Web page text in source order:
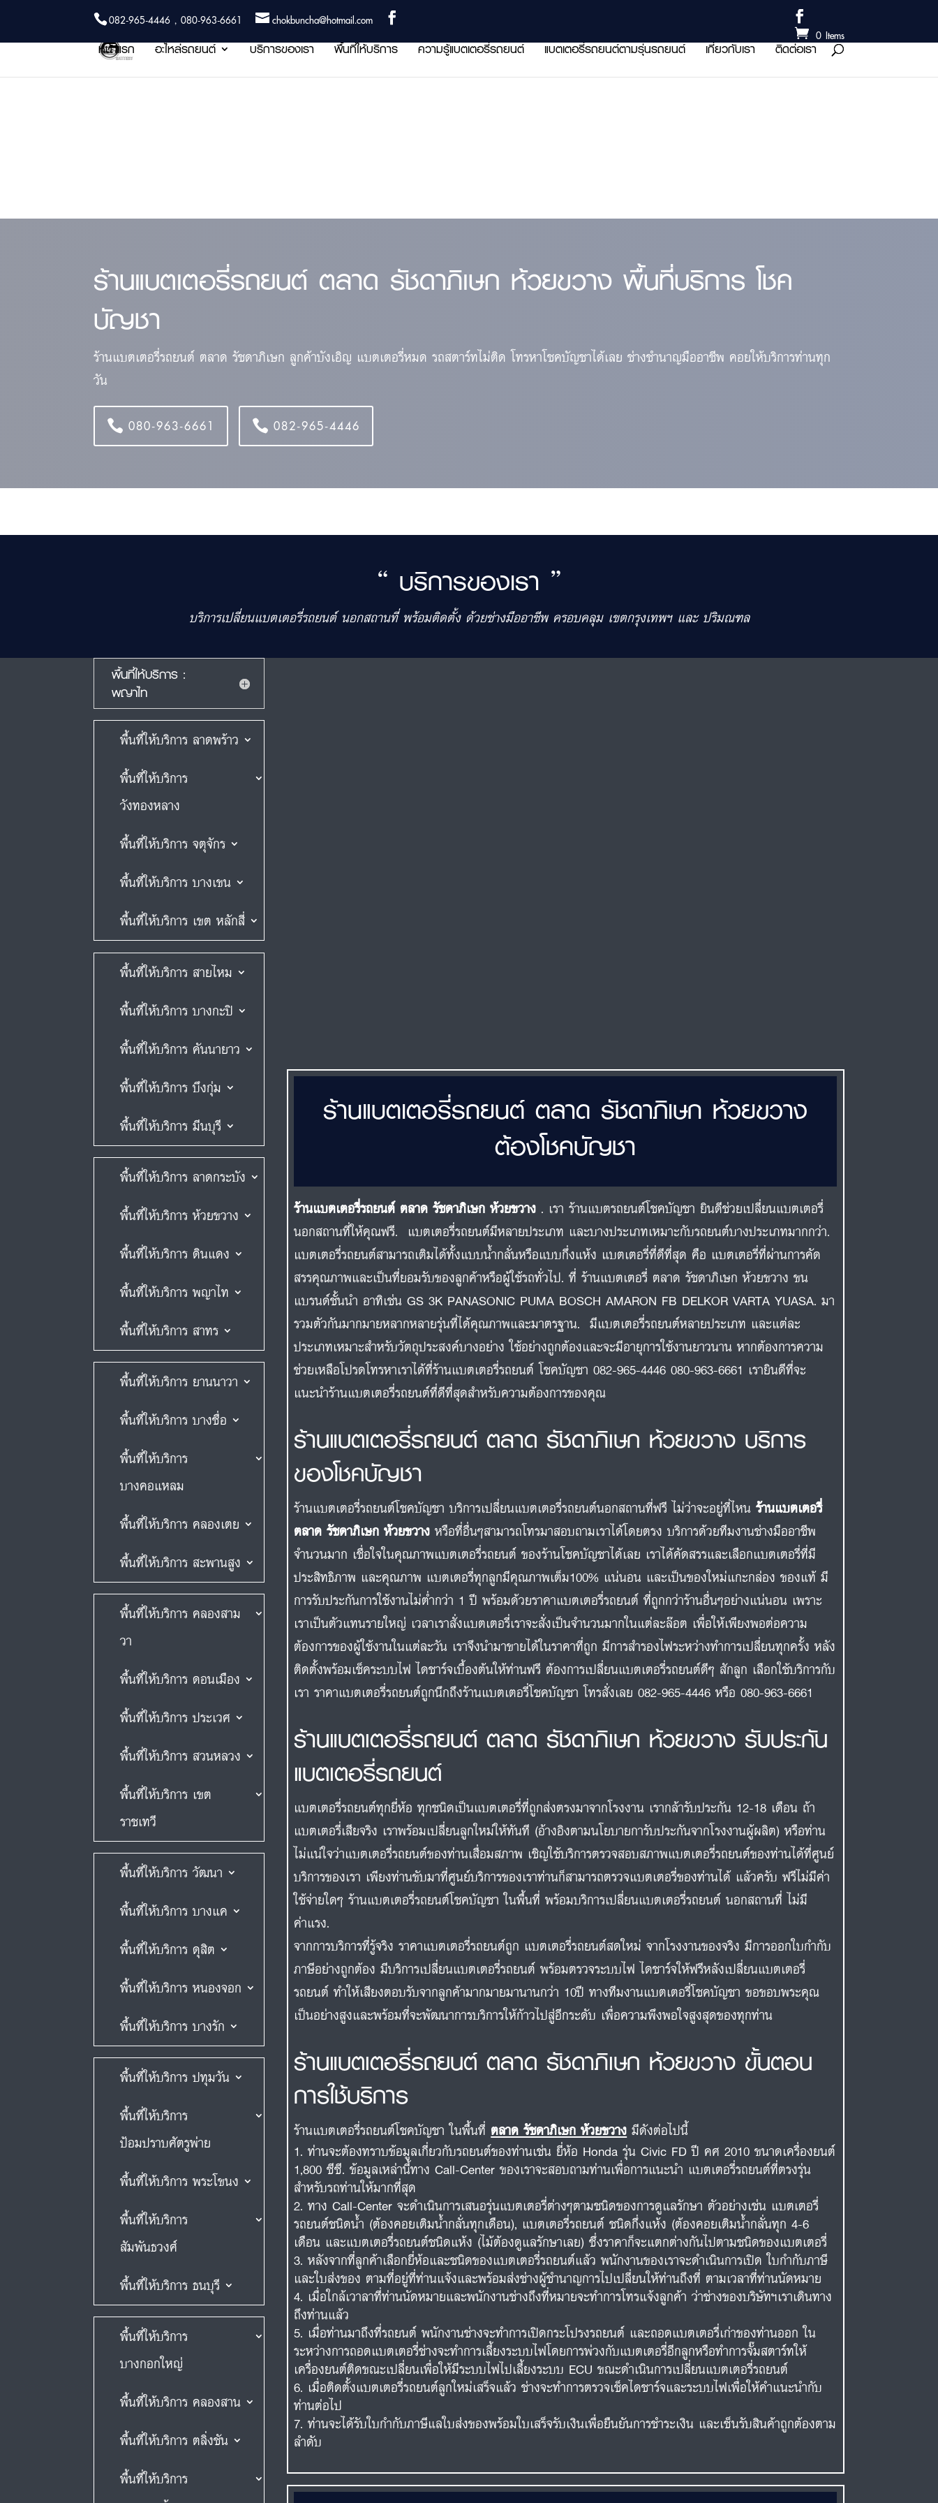
082-965-4446 , 080-963-6661
chokbuncha@hotmail.com
0 Items
หน้าแรก อะไหล่รถยนต์ บริการของเรา พื้นที่ให้บริการ ความรู้แบตเตอรี่รถยนต์ แบตเตอรี่รถยนต์ตามรุ่นรถยนต์ เกี่ยวกับเรา ติดต่อเรา
ร้านแบตเตอรี่รถยนต์ ตลาด รัชดาภิเษก ห้วยขวาง พื้นที่บริการ โชค
บัญชา
ร้านแบตเตอรี่รถยนต์ ตลาด รัชดาภิเษก ลูกค้าบังเอิญ แบตเตอรี่หมด รถสตาร์ทไม่ติด โทรหาโชคบัญชาได้เลย ช่างชำนาญมืออาชีพ คอยให้บริการท่านทุก
วัน
080-963-6661 082-965-4446
“ บริการของเรา ”
บริการเปลี่ยนแบตเตอรี่รถยนต์ นอกสถานที่ พร้อมติดตั้ง ด้วยช่างมืออาชีพ ครอบคลุม เขตกรุงเทพฯ และ ปริมณฑล
พื้นที่ให้บริการ :
พญาไท
พื้นที่ให้บริการ ลาดพร้าว
พื้นที่ให้บริการ
วังทองหลาง
พื้นที่ให้บริการ จตุจักร
พื้นที่ให้บริการ บางเขน
พื้นที่ให้บริการ เขต หลักสี่
พื้นที่ให้บริการ สายไหม
พื้นที่ให้บริการ บางกะปิ
พื้นที่ให้บริการ คันนายาว
พื้นที่ให้บริการ บึงกุ่ม
พื้นที่ให้บริการ มีนบุรี
พื้นที่ให้บริการ ลาดกระบัง
พื้นที่ให้บริการ ห้วยขวาง
พื้นที่ให้บริการ ดินแดง
พื้นที่ให้บริการ พญาไท
พื้นที่ให้บริการ สาทร
พื้นที่ให้บริการ ยานนาวา
พื้นที่ให้บริการ บางซื่อ
พื้นที่ให้บริการ
บางคอแหลม
พื้นที่ให้บริการ คลองเตย
พื้นที่ให้บริการ สะพานสูง
พื้นที่ให้บริการ คลองสาม
วา
พื้นที่ให้บริการ ดอนเมือง
พื้นที่ให้บริการ ประเวศ
พื้นที่ให้บริการ สวนหลวง
พื้นที่ให้บริการ เขต
ราชเทวี
พื้นที่ให้บริการ วัฒนา
พื้นที่ให้บริการ บางแค
พื้นที่ให้บริการ ดุสิต
พื้นที่ให้บริการ หนองจอก
พื้นที่ให้บริการ บางรัก
พื้นที่ให้บริการ ปทุมวัน
พื้นที่ให้บริการ
ป้อมปราบศัตรูพ่าย
พื้นที่ให้บริการ พระโขนง
พื้นที่ให้บริการ
สัมพันธวงศ์
พื้นที่ให้บริการ ธนบุรี
พื้นที่ให้บริการ
บางกอกใหญ่
พื้นที่ให้บริการ คลองสาน
พื้นที่ให้บริการ ตลิ่งชัน
พื้นที่ให้บริการ
ร้านแบตเตอรี่รถยนต์ ตลาด รัชดาภิเษก ห้วยขวาง
ต้องโชคบัญชา
ร้านแบตเตอรี่รถยนต์ ตลาด รัชดาภิเษก ห้วยขวาง . เรา ร้านแบตรถยนต์โชคบัญชา ยินดีช่วยเปลี่ยนแบตเตอรี่
นอกสถานที่ให้คุณฟรี. แบตเตอรี่รถยนต์มีหลายประเภท และบางประเภทเหมาะกับรถยนต์บางประเภทมากกว่า.
แบตเตอรี่รถยนต์สามารถเติมได้ทั้งแบบน้ำกลั่นหรือแบบกึ่งแห้ง แบตเตอรี่ที่ดีที่สุด คือ แบตเตอรี่ที่ผ่านการคัด
สรรคุณภาพและเป็นที่ยอมรับของลูกค้าหรือผู้ใช้รถทั่วไป. ที่ ร้านแบตเตอรี่ ตลาด รัชดาภิเษก ห้วยขวาง ขน
แบรนด์ชั้นนำ อาทิเช่น GS 3K PANASONIC PUMA BOSCH AMARON FB DELKOR VARTA YUASA. มา
รวมตัวกันมากมายหลากหลายรุ่นที่ได้คุณภาพและมาตรฐาน. มีแบตเตอรี่รถยนต์หลายประเภท และแต่ละ
ประเภทเหมาะสำหรับวัตถุประสงค์บางอย่าง ใช้อย่างถูกต้องและจะมีอายุการใช้งานยาวนาน หากต้องการความ
ช่วยเหลือโปรดโทรหาเราได้ที่ร้านแบตเตอรี่รถยนต์ โชคบัญชา 082-965-4446 080-963-6661 เรายินดีที่จะ
แนะนำร้านแบตเตอรี่รถยนต์ที่ดีที่สุดสำหรับความต้องการของคุณ
ร้านแบตเตอรี่รถยนต์ ตลาด รัชดาภิเษก ห้วยขวาง บริการ
ของโชคบัญชา
ร้านแบตเตอรี่รถยนต์โชคบัญชา บริการเปลี่ยนแบตเตอรี่รถยนต์นอกสถานที่ฟรี ไม่ว่าจะอยู่ที่ไหนร้านแบตเตอรี่
ตลาด รัชดาภิเษก ห้วยขวาง หรือที่อื่นๆสามารถโทรมาสอบถามเราได้โดยตรง บริการด้วยทีมงานช่างมืออาชีพ
จำนวนมาก เชื่อใจในคุณภาพแบตเตอรี่รถยนต์ ของร้านโชคบัญชาได้เลย เราได้คัดสรรและเลือกแบตเตอรี่ที่มี
ประสิทธิภาพ และคุณภาพ แบตเตอรี่ทุกลูกมีคุณภาพเต็ม100% แน่นอน และเป็นของใหม่แกะกล่อง ของแท้ มี
การรับประกันการใช้งานไม่ต่ำกว่า 1 ปี พร้อมด้วยราคาแบตเตอรี่รถยนต์ ที่ถูกกว่าร้านอื่นๆอย่างแน่นอน เพราะ
เราเป็นตัวแทนรายใหญ่ เวลาเราสั่งแบตเตอรี่เราจะสั่งเป็นจำนวนมากในแต่ละล๊อต เพื่อให้เพียงพอต่อความ
ต้องการของผู้ใช้งานในแต่ละวัน เราจึงนำมาขายได้ในราคาที่ถูก มีการสำรองไฟระหว่างทำการเปลี่ยนทุกครั้ง หลัง
ติดตั้งพร้อมเช็คระบบไฟ ไดชาร์จเบื้องต้นให้ท่านฟรี ต้องการเปลี่ยนแบตเตอรี่รถยนต์ดีๆ สักลูก เลือกใช้บริการกับ
เรา ราคาแบตเตอรี่รถยนต์ถูกนึกถึงร้านแบตเตอรี่โชคบัญชา โทรสั่งเลย 082-965-4446 หรือ 080-963-6661
ร้านแบตเตอรี่รถยนต์ ตลาด รัชดาภิเษก ห้วยขวาง รับประกัน
แบตเตอรี่รถยนต์
แบตเตอรี่รถยนต์ทุกยี่ห้อ ทุกชนิดเป็นแบตเตอรี่ที่ถูกส่งตรงมาจากโรงงาน เรากล้ารับประกัน 12-18 เดือน ถ้า
แบตเตอรี่เสียจริง เราพร้อมเปลี่ยนลูกใหม่ให้ทันที (อ้างอิงตามนโยบายการับประกันจากโรงงานผู้ผลิต) หรือท่าน
ไม่แน่ใจว่าแบตเตอรี่รถยนต์ของท่านเสื่อมสภาพ เชิญใช้บริการตรวจสอบสภาพแบตเตอรี่รถยนต์ของท่านได้ที่ศูนย์
บริการของเรา เพียงท่านขับมาที่ศูนย์บริการของเราท่านก็สามารถตรวจแบตเตอรี่ของท่านได้ แล้วครับ ฟรีไม่มีค่า
ใช้จ่ายใดๆ ร้านแบตเตอรี่รถยนต์โชคบัญชา ในพื้นที่ พร้อมบริการเปลี่ยนแบตเตอรี่รถยนต์ นอกสถานที่ ไม่มี
ค่าแรง.
จากการบริการที่รู้จริง ราคาแบตเตอรี่รถยนต์ถูก แบตเตอรี่รถยนต์สดใหม่ จากโรงงานของจริง มีการออกใบกำกับ
ภาษีอย่างถูกต้อง มีบริการเปลี่ยนแบตเตอรี่รถยนต์ พร้อมตรวจระบบไฟ ไดชาร์จให้ฟรีหลังเปลี่ยนแบตเตอรี่
รถยนต์ ทำให้เสียงตอบรับจากลูกค้ามากมายมานานกว่า 10ปี ทางทีมงานแบตเตอรี่โชคบัญชา ขอขอบพระคุณ
เป็นอย่างสูงและพร้อมที่จะพัฒนาการบริการให้ก้าวไปสู่อีกระดับ เพื่อความพึงพอใจสูงสุดของทุกท่าน
ร้านแบตเตอรี่รถยนต์ ตลาด รัชดาภิเษก ห้วยขวาง ขั้นตอน
การใช้บริการ
ร้านแบตเตอรี่รถยนต์โชคบัญชา ในพื้นที่ ตลาด รัชดาภิเษก ห้วยขวาง มีดังต่อไปนี้
ท่านจะต้องทราบข้อมูลเกี่ยวกับรถยนต์ของท่านเช่น ยี่ห้อ Honda รุ่น Civic FD ปี คศ 2010 ขนาดเครื่องยนต์
1,800 ซีซี. ข้อมูลเหล่านี้ทาง Call-Center ของเราจะสอบถามท่านเพื่อการแนะนำ แบตเตอรี่รถยนต์ที่ตรงรุ่น
สำหรับรถท่านให้มากที่สุด
ทาง Call-Center จะดำเนินการเสนอรุ่นแบตเตอรี่ต่างๆตามชนิดของการดูแลรักษา ตัวอย่างเช่น แบตเตอรี่
รถยนต์ชนิดน้ำ (ต้องคอยเติมน้ำกลั่นทุกเดือน), แบตเตอรี่รถยนต์ ชนิดกึ่งแห้ง (ต้องคอยเติมน้ำกลั่นทุก 4-6
เดือน และแบตเตอรี่รถยนต์ชนิดแห้ง (ไม้ต้องดูแลรักษาเลย) ซึ่งราคาก็จะแตกต่างกันไปตามชนิดของแบตเตอรี่
หลังจากที่ลูกค้าเลือกยี่ห้อและชนิดของแบตเตอรี่รถยนต์แล้ว พนักงานของเราจะดำเนินการเปิด ใบกำกับภาษี
และใบส่งของ ตามที่อยู่ที่ท่านแจ้งและพร้อมส่งช่างผู้ชำนาญการไปเปลี่ยนให้ท่านถึงที่ ตามเวลาที่ท่านนัดหมาย
เมื่อใกล้เวาลาที่ท่านนัดหมายและพนักงานช่างถึงที่หมายจะทำการโทรแจ้งลูกค้า ว่าช่างของบริษัทฯเราเดินทาง
ถึงท่านแล้ว
เมื่อท่านมาถึงที่รถยนต์ พนักงานช่างจะทำการเปิดกระโปรงรถยนต์ และถอดแบตเตอรี่เก่าของท่านออก ใน
ระหว่างการถอดแบตเตอรี่ช่างจะทำการเลี้ยงระบบไฟโดยการพ่วงกับแบตเตอรี่อีกลูกหรือทำการจั๊มสตาร์ทให้
เครื่องยนต์ติดขณะเปลี่ยนเพื่อให้มีระบบไฟไปเลี้ยงระบบ ECU ขณะดำเนินการเปลี่ยนแบตเตอรี่รถยนต์
เมื่อติดตั้งแบตเตอรี่รถยนต์ลูกใหม่เสร็จแล้ว ช่างจะทำการตรวจเช็คไดชาร์จและระบบไฟเพื่อให้คำแนะนำกับ
ท่านต่อไป
ท่านจะได้รับใบกำกับภาษีแลใบส่งของพร้อมใบเสร็จรับเงินเพื่อยืนยันการชำระเงิน และเซ็นรับสินค้าถูกต้องตาม
ลำดับ